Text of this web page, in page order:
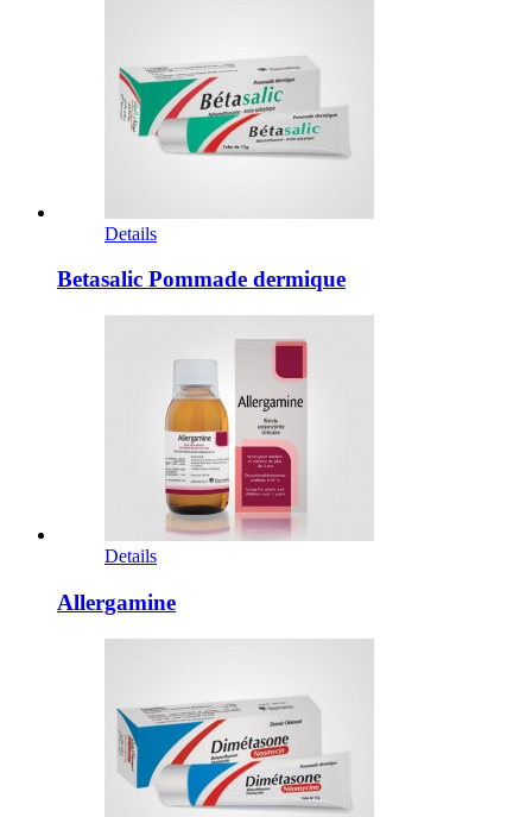
Details
Betasalic Pommade dermique
Details
Allergamine